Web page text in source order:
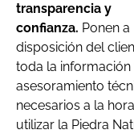
transparencia y
confianza. Ponen a
disposición del
toda la información
asesoramiento
necesarios a la
utilizar la Piedra